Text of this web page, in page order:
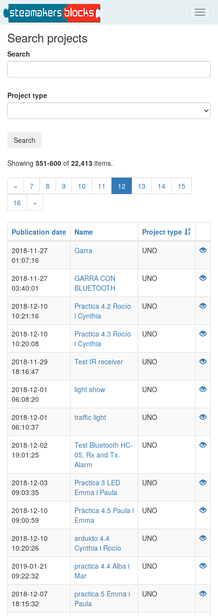
Search projects
Search
Project type
Search
Showing 551-600 of 22,413 items.
« 7 8 9 10 11 12 13 14
15
16
»
Publication date Name
Project type
2018-11-27
01:07:16
Garra UNO
2018-11-27
03:40:01
GARRA CON
BLUETOOTH
UNO
2018-12-10
10:21:16
Practica 4.2 Rocío
i Cynthia
UNO
2018-12-10
10:20:08
Practica 4.3 Rocío
i Cynthia
UNO
2018-11-29
18:16:47
Test IR receiver UNO
2018-12-01
06:08:20
light show UNO
2018-12-01
06:10:37
traffic light UNO
2018-12-02
19:01:25
Test Bluetooth HC-
05, Rx and Tx.
Alarm
UNO
2018-12-03
09:03:35
Practica 3 LED
Emma i Paula
UNO
2018-12-10
09:00:59
Pràctica 4.5 Paula i
Emma
UNO
2018-12-10
10:20:26
arduido 4.4
Cynthia i Rocío
UNO
2019-01-21
09:22:32
practica 4.4 Alba i
Mar
UNO
2018-12-07
18:15:32
practica 5 Emma i
Paula
UNO